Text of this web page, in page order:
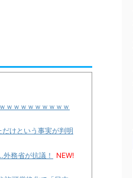
ｗｗｗｗｗｗｗｗｗ
けという事実が判明
務省が抗議！
NEW!